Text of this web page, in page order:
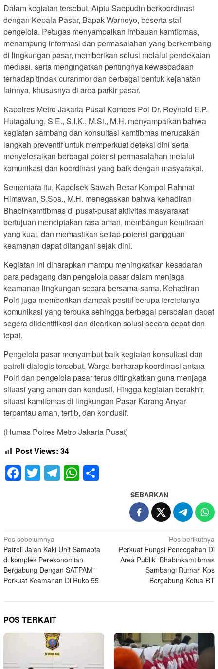
Dalam kegiatan tersebut, Aiptu Saepudin berkoordinasi
dengan Kepala Pasar, Bapak Warnoyo, beserta staf
pengelola. Petugas menyampaikan imbauan kamtibmas,
menampung informasi dan permasalahan yang berkembang
di lingkungan pasar, memberikan solusi melalui pendekatan
mediasi, serta mengingatkan pentingnya kewaspadaan
terhadap tindak curanmor dan berbagai bentuk kejahatan
lainnya, khususnya di area parkir pasar.
Kapolres Metro Jakarta Pusat Kombes Pol Dr. Reynold E.P.
Hutagalung, S.E., S.I.K., M.Si., M.H. menyampaikan bahwa
kegiatan sambang dan konsultasi kamtibmas merupakan
langkah preventif untuk memperkuat deteksi dini serta
menyelesaikan berbagai potensi permasalahan melalui
komunikasi dan koordinasi yang baik dengan masyarakat.
Sementara itu, Kapolsek Sawah Besar Kompol Rahmat
Himawan, S.Sos., M.H. menegaskan bahwa kehadiran
Bhabinkamtibmas di pusat-pusat aktivitas masyarakat
bertujuan menciptakan rasa aman, membangun kemitraan
yang kuat, dan memastikan setiap potensi gangguan
keamanan dapat ditangani sejak dini.
Kegiatan ini diharapkan mampu meningkatkan kesadaran
para pedagang dan pengelola pasar dalam menjaga
keamanan lingkungan secara bersama-sama. Kehadiran
Polri juga memberikan dampak positif berupa terciptanya
komunikasi yang terbuka sehingga berbagai persoalan dapat
segera diidentifikasi dan dicarikan solusi secara cepat dan
tepat.
Pengelola pasar menyambut baik kegiatan konsultasi dan
patroli dialogis tersebut. Warga berharap koordinasi antara
Polri dan pengelola pasar terus ditingkatkan guna menjaga
situasi yang aman dan kondusif. Hingga kegiatan berakhir,
situasi kamtibmas di lingkungan Pasar Karang Anyar
terpantau aman, tertib, dan kondusif.
(Humas Polres Metro Jakarta Pusat)
Post Views: 34
Facebook
Twitter
Telegram
WhatsApp
SEBARKAN
Navigasi
pos
Pos sebelumnya
Patroli Jalan Kaki Unit Samapta
di komplek Perekonomian
Bergabung Dengan SATPAM”
Perkuat Keamanan Di Ruko 55
Pos berikutnya
Perkuat Fungsi Pencegahan Di
Area Publik” Bhabinkamtibmas
Sambangi Rumah Kos
Bergabung Ketua RT
POS TERKAIT